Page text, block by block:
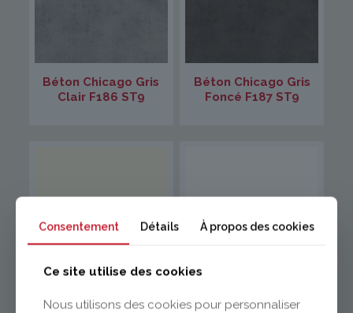
Béton Chicago Gris
Clair F186 ST9
Béton Chicago Gris
Foncé F187 ST9
Blanc Albâtre U104
ST9
Consentement Détails À propos des cookies
Ce site utilise des cookies
Nous utilisons des cookies pour personnaliser